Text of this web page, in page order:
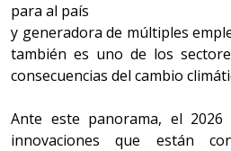
para al país
y generadora de múltiples
también es uno de los
consecuencias del cambio
Ante este panorama, el
innovaciones que están